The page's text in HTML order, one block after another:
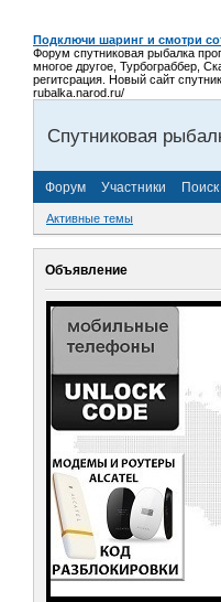
Подключи шаринг и смотри
Форум спутниковая рыбалка
многое другое, Турбограббер,
регитсрация. Новый сайт
rubalka.narod.ru/
Спутниковая
Форум Участники Поиск
Активные темы
Объявление